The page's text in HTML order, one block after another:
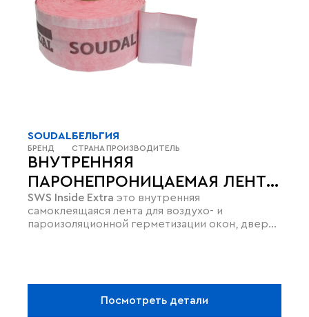
ВНУТРЕННЯЯ
ПАРОНЕПРОНИЦАЕМАЯ ЛЕНТА
SWS INSIDE EXTRA ДЛЯ ОКОН
И ДВЕРЕЙ
SWS Inside Extra
самоклеящаяся лента для воздухо- и
пароизоляционной герметизации окон, дверей
SOUDAL
БРЕНД
БЕЛЬГИЯ
СТРАНА ПРОИЗВОДИТЕЛЬ
Посмотреть детали